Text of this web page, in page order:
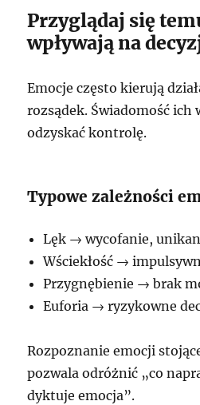
Przyglądaj się
wpływają na
Emocje często kierują
rozsądek. Świadomość ich
odzyskać kontrolę.
Typowe zależności
Lęk → wycofanie,
Wściekłość →
Przygnębienie → brak
Euforia → ryzykowne
Rozpoznanie emocji
pozwala odróżnić „co
dyktuje emocja”.